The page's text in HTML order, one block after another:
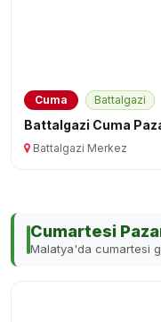
Cuma Battalgazi
Battalgazi Cuma
Battalgazi Merkez
Cumartesi
Malatya'da cumartesi